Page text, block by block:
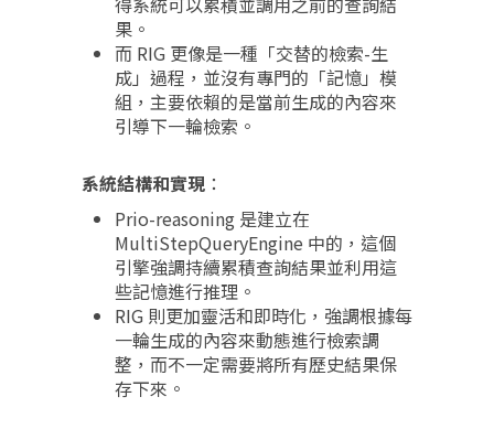
果。
而 RIG 更像是一種「交替的檢索-生
成」過程，並沒有專門的「記憶」模
組，主要依賴的是當前生成的內容來
引導下一輪檢索。
系統結構和實現 ：
Prio-reasoning 是建立在
MultiStepQueryEngine 中的，這個
引擎強調持續累積查詢結果並利用這
些記憶進行推理。
RIG 則更加靈活和即時化，強調根據每
一輪生成的內容來動態進行檢索調
整，而不一定需要將所有歷史結果保
存下來。